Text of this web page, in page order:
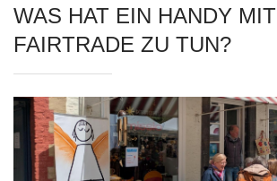
WAS HAT EIN HANDY MIT
FAIRTRADE ZU TUN?